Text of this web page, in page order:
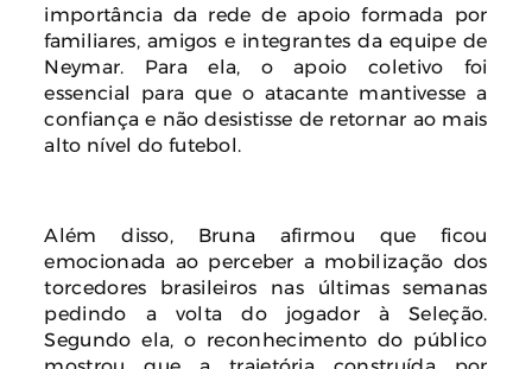
importância da rede de apoio formada por
familiares, amigos e integrantes da equipe de
Neymar. Para ela, o apoio coletivo foi
essencial para que o atacante mantivesse a
confiança e não desistisse de retornar ao mais
alto nível do futebol.
Além disso, Bruna afirmou que ficou
emocionada ao perceber a mobilização dos
torcedores brasileiros nas últimas semanas
pedindo a volta do jogador à Seleção.
Segundo ela, o reconhecimento do público